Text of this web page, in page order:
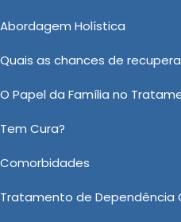
Abordagem Holística
Quais as chances de
O Papel da Família no
Tem Cura?
Comorbidades
Tratamento de Dependência
Feminina
Internação
comprovando
e os mais
Valor de Clinica para